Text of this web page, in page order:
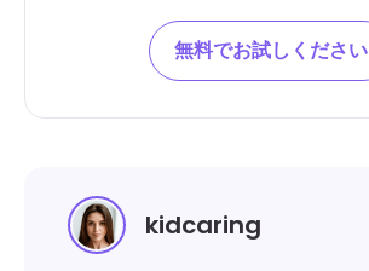
無料でお試しください
kidcaring